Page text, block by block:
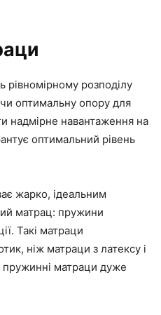
розподілу
оптимальну опору для
надмірне навантаження на
оптимальний рівень
жарко, ідеальним
матрац: пружини
Такі матраци
ніж матраци з латексу і
пружинні матраци дуже